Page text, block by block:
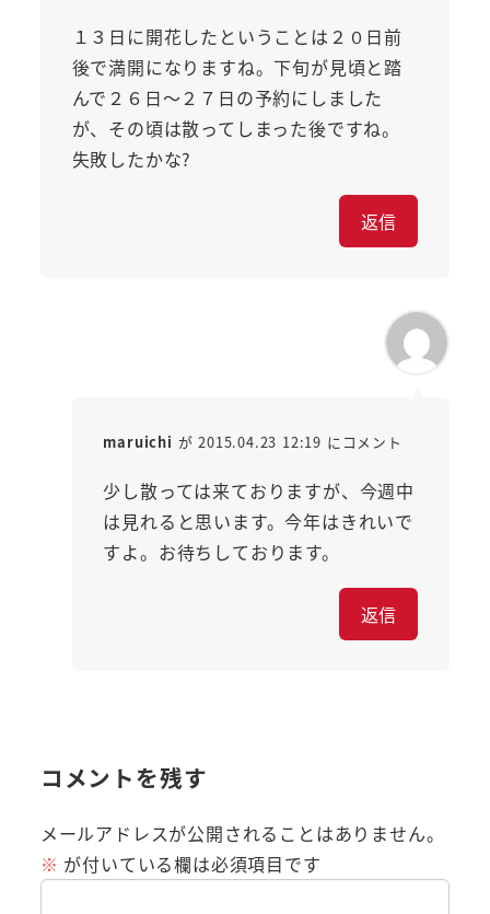
１３日に開花したということは２０日前
後で満開になりますね。下旬が見頃と踏
んで２６日～２７日の予約にしました
が、その頃は散ってしまった後ですね。
失敗したかな?
返信
maruichi が 2015.04.23 12:19 にコメント
少し散っては来ておりますが、今週中
は見れると思います。今年はきれいで
すよ。お待ちしております。
返信
コメントを残す
メールアドレスが公開されることはありません。
※ が付いている欄は必須項目です